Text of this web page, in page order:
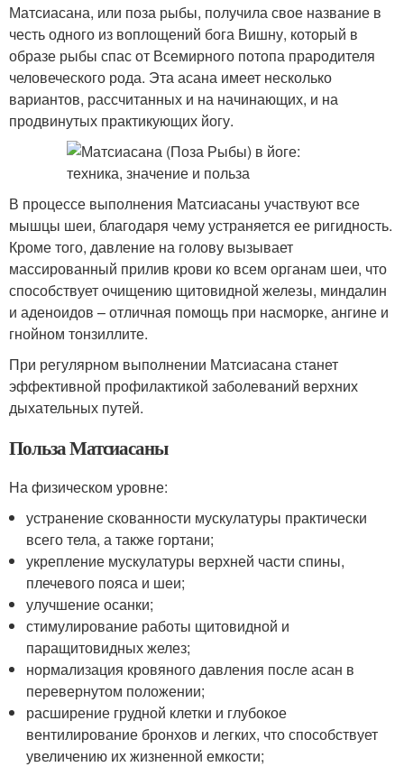
Матсиасана, или поза рыбы, получила свое название в
честь одного из воплощений бога Вишну, который в
образе рыбы спас от Всемирного потопа прародителя
человеческого рода. Эта асана имеет несколько
вариантов, рассчитанных и на начинающих, и на
продвинутых практикующих йогу.
В процессе выполнения Матсиасаны участвуют все
мышцы шеи, благодаря чему устраняется ее ригидность.
Кроме того, давление на голову вызывает
массированный прилив крови ко всем органам шеи, что
способствует очищению щитовидной железы, миндалин
и аденоидов – отличная помощь при насморке, ангине и
гнойном тонзиллите.
При регулярном выполнении Матсиасана станет
эффективной профилактикой заболеваний верхних
дыхательных путей.
Польза Матсиасаны
На физическом уровне:
устранение скованности мускулатуры практически
всего тела, а также гортани;
укрепление мускулатуры верхней части спины,
плечевого пояса и шеи;
улучшение осанки;
стимулирование работы щитовидной и
паращитовидных желез;
нормализация кровяного давления после асан в
перевернутом положении;
расширение грудной клетки и глубокое
вентилирование бронхов и легких, что способствует
увеличению их жизненной емкости;